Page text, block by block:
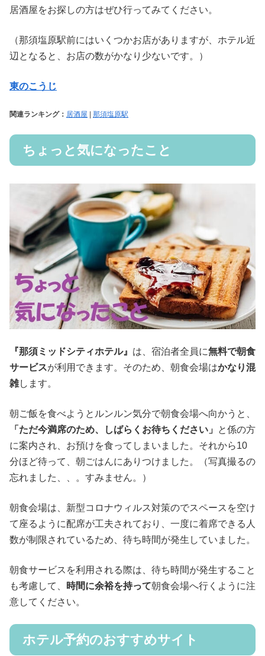
居酒屋をお探しの方はぜひ行ってみてください。
（那須塩原駅前にはいくつかお店がありますが、ホテル近
辺となると、お店の数がかなり少ないです。）
東のこうじ
関連ランキング： 居酒屋 那須塩原駅
ちょっと気になったこと
『那須ミッドシティホテル』 は、宿泊者全員に無料で朝食
サービスが利用できます。そのため、朝食会場はかなり混
雑します。
朝ご飯を食べようとルンルン気分で朝食会場へ向かうと、
「ただ今満席のため、しばらくお待ちください」
と係の方
に案内され、お預けを食ってしまいました。それから10
分ほど待って、朝ごはんにありつけました。
（写真撮るの
忘れました、、。すみません。）
朝食会場は、新型コロナウィルス対策のでスペースを空け
て座るように配席が工夫されており、一度に着席できる人
数が制限されているため、待ち時間が発生していました。
朝食サービスを利用される際は、待ち時間が発生すること
も考慮して、
時間に余裕を持って朝食会場へ行くように注
意してください。
ホテル予約のおすすめサイト